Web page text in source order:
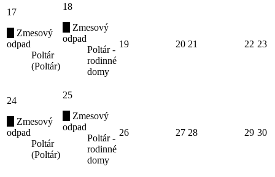
17
Zmesový
odpad
Poltár
(Poltár)
18
Zmesový
odpad
Poltár -
rodinné
domy
19 20 21 22 23
24
Zmesový
odpad
Poltár
(Poltár)
25
Zmesový
odpad
Poltár -
rodinné
domy
26 27 28 29 30